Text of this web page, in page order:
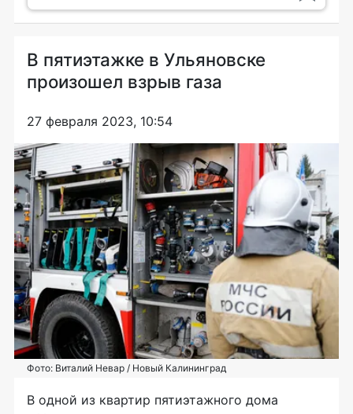
В пятиэтажке в Ульяновске
произошел взрыв газа
27 февраля 2023, 10:54
Фото: Виталий Невар / Новый Калининград
В одной из квартир пятиэтажного дома